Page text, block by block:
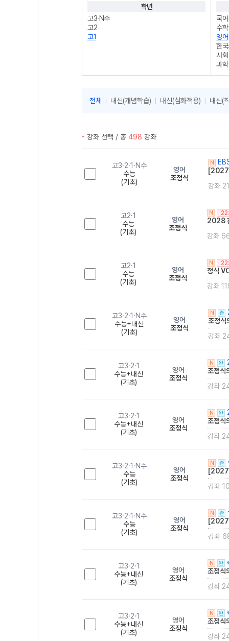
학년
고3·N수
고2
고1
국어
수학
영어
한
사회
과학
제2
전체 내신(개념학습) 내신(심화적용) 내신(
- 강좌 선택 / 총 498 강좌
고3·2·1·N수
수능
(기초)
영어
조정식
N
[2027]
강좌
고2·1
수능
(기초)
영어
조정식
N 22
2028
강좌
고2·1
수능
(기초)
영어
조정식
N 22
정식
강좌
고3·2·1·N수
수능+내신
(기초)
영어
조정식
N 완
조정
강좌
고3·2·1
수능+내신
(기초)
영어
조정식
N 완
조정
강좌
고3·2·1
수능+내신
(기초)
영어
조정식
N 완
조정
강좌
고3·2·1·N수
수능
(기초)
영어
조정식
N 완
강좌
고3·2·1·N수
수능
(기초)
영어
조정식
N 완
[2027]
강좌
고3·2·1
수능+내신
(기초)
영어
조정식
N 완
조정
강좌
고3·2·1
수능+내신
(기초)
영어
조정식
N 완
조정
강좌